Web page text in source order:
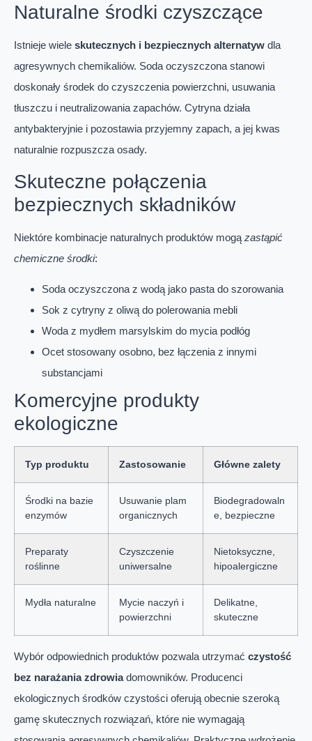
Naturalne środki czyszczące
Istnieje wiele skutecznych i bezpiecznych alternatyw dla
agresywnych chemikaliów. Soda oczyszczona stanowi
doskonały środek do czyszczenia powierzchni, usuwania
tłuszczu i neutralizowania zapachów. Cytryna działa
antybakteryjnie i pozostawia przyjemny zapach, a jej kwas
naturalnie rozpuszcza osady.
Skuteczne połączenia
bezpiecznych składników
Niektóre kombinacje naturalnych produktów mogą zastąpić
chemiczne środki:
Soda oczyszczona z wodą jako pasta do szorowania
Sok z cytryny z oliwą do polerowania mebli
Woda z mydłem marsylskim do mycia podłóg
Ocet stosowany osobno, bez łączenia z innymi
substancjami
Komercyjne produkty
ekologiczne
Typ produktu Zastosowanie Główne zalety
Środki na bazie
enzymów
Usuwanie plam
organicznych
Biodegradowaln
e, bezpieczne
Preparaty
roślinne
Czyszczenie
uniwersalne
Nietoksyczne,
hipoalergiczne
Mydła naturalne
Mycie naczyń i
powierzchni
Delikatne,
skuteczne
Wybór odpowiednich produktów pozwala utrzymać czystość
bez narażania zdrowiadomowników. Producenci
ekologicznych środków czystości oferują obecnie szeroką
gamę skutecznych rozwiązań, które nie wymagają